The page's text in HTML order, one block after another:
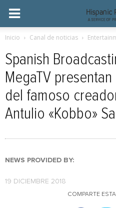
Inicio Canal de noticias
Spanish
MegaTV
del famoso
Antulio «Kobbo»
NEWS PROVIDED BY:
19 DICIEMBRE 2018
COMPARTE